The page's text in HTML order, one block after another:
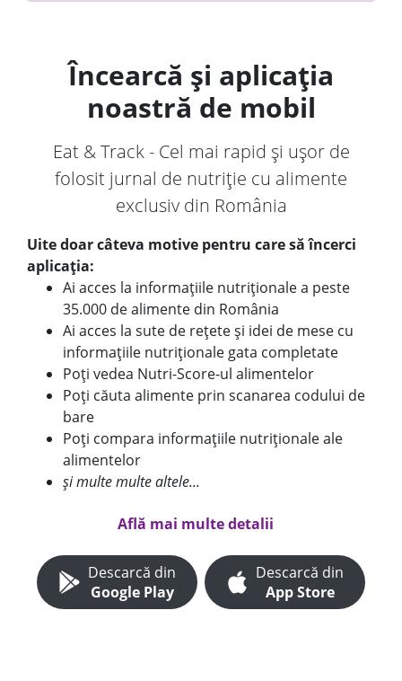
Încearcă și aplicația
noastră de mobil
Eat & Track - Cel mai rapid și ușor de
folosit jurnal de nutriție cu alimente
exclusiv din România
Uite doar câteva motive pentru care să încerci
aplicația:
Ai acces la informațiile nutriționale a peste
35.000 de alimente din România
Ai acces la sute de rețete și idei de mese cu
informațiile nutriționale gata completate
Poți vedea Nutri-Score-ul alimentelor
Poți căuta alimente prin scanarea codului de
bare
Poți compara informațiile nutriționale ale
alimentelor
și multe multe altele...
Află mai multe detalii
Descarcă din
Google Play
Descarcă din
App Store